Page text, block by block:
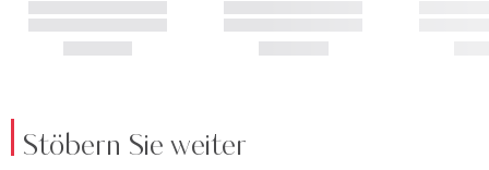
Stöbern Sie weiter